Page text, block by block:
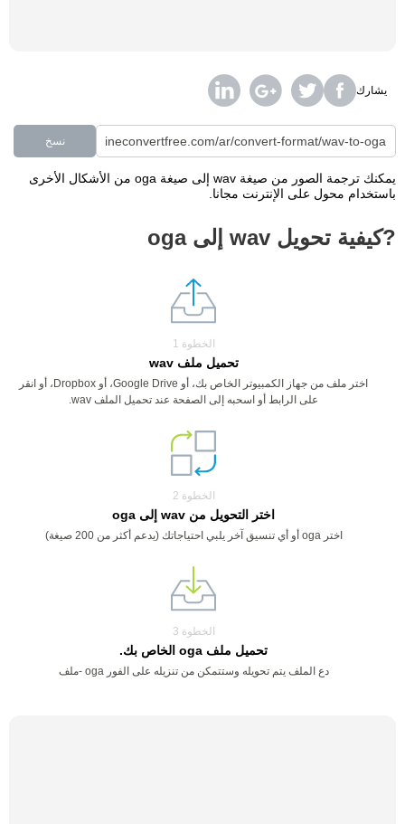
يشارك
نسخ
يمكنك ترجمة الصور من صيغة wav إلى صيغة oga من الأشكال الأخرى
باستخدام محول على الإنترنت مجانا.
?كيفية تحويل wav إلى oga
الخطوة 1
تحميل ملف wav
اختر ملف من جهاز الكمبيوتر الخاص بك، أو Google Drive، أو Dropbox، أو انقر
على الرابط أو اسحبه إلى الصفحة عند تحميل الملف wav.
الخطوة 2
اختر التحويل من wav إلى oga
اختر oga أو أي تنسيق آخر يلبي احتياجاتك (يدعم أكثر من 200 صيغة)
الخطوة 3
تحميل ملف oga الخاص بك.
دع الملف يتم تحويله وستتمكن من تنزيله على الفور oga -ملف